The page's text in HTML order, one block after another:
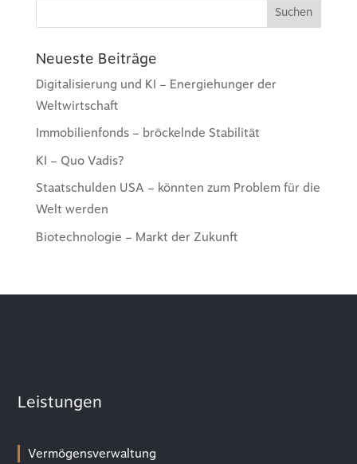
Neueste Beiträge
Digitalisierung und KI – Energiehunger der
Weltwirtschaft
Immobilienfonds – bröckelnde Stabilität
KI – Quo Vadis?
Staatschulden USA – könnten zum Problem für die
Welt werden
Biotechnologie – Markt der Zukunft
Leistungen
Vermögensverwaltung